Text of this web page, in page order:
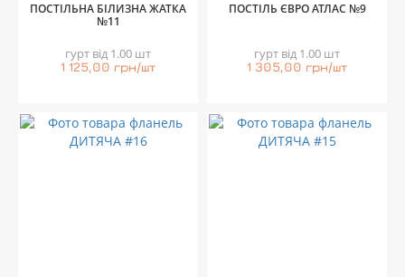
ПОСТІЛЬНА БІЛИЗНА ЖАТКА
№11
гурт від 1.00 шт
1 125,00 грн/шт
ПОСТІЛЬ ЄВРО АТЛАС №9
гурт від 1.00 шт
1 305,00 грн/шт